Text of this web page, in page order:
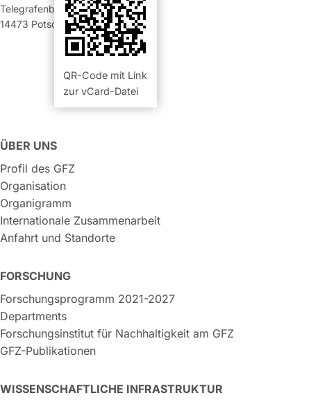
QR-Code mit Link
zur vCard-Datei
Telegrafenberg
14473 Potsdam
ÜBER UNS
Profil des GFZ
Organisation
Organigramm
Internationale Zusammenarbeit
Anfahrt und Standorte
FORSCHUNG
Forschungsprogramm 2021-2027
Departments
Forschungsinstitut für Nachhaltigkeit am GFZ
GFZ-Publikationen
WISSENSCHAFTLICHE INFRASTRUKTUR